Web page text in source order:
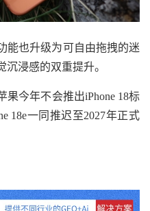
也升级为可自由拖拽的迷
浸感的双重提升。
今年不会推出iPhone 18标
18e一同推迟至2027年正式